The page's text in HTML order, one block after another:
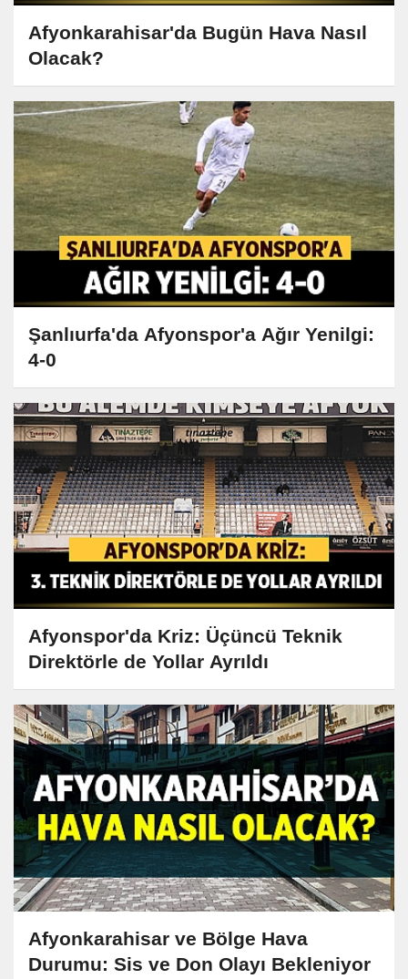
Afyonkarahisar'da Bugün Hava Nasıl
Olacak?
Şanlıurfa'da Afyonspor'a Ağır Yenilgi:
4-0
Afyonspor'da Kriz: Üçüncü Teknik
Direktörle de Yollar Ayrıldı
Afyonkarahisar ve Bölge Hava
Durumu: Sis ve Don Olayı Bekleniyor